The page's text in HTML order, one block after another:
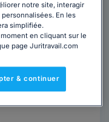
notre site, interagir
En les
simplifiée.
en cliquant sur le
page Juritravail.com
& continuer